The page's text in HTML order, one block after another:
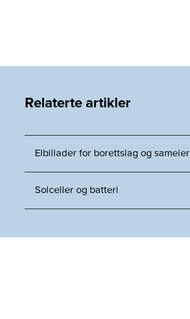
Relaterte artikler
Elbillader for borettslag og sameier
Solceller og batteri